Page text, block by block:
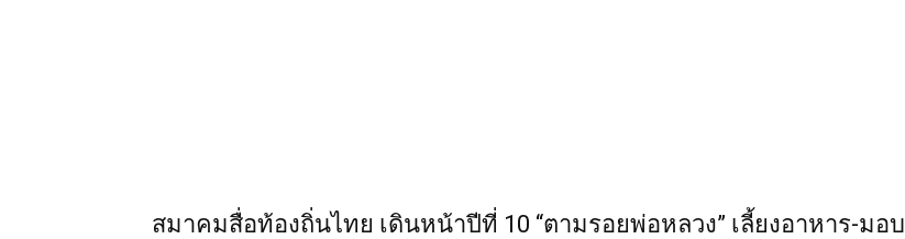
สมาคมสื่อท้องถิ่นไทย เดินหน้าปีที่ 10 “ตามรอยพ่อหลวง” เลี้ยงอาหาร-มอบ